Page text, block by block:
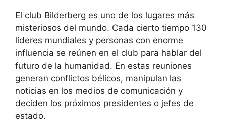
El club Bilderberg es uno de los lugares más
misteriosos del mundo. Cada cierto tiempo 130
líderes mundiales y personas con enorme
influencia se reúnen en el club para hablar del
futuro de la humanidad. En estas reuniones
generan conflictos bélicos, manipulan las
noticias en los medios de comunicación y
deciden los próximos presidentes o jefes de
estado.